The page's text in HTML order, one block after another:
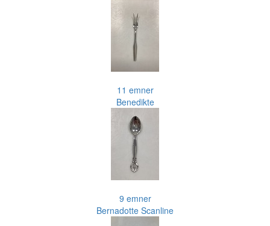
11 emner
Benedikte
9 emner
Bernadotte Scanline